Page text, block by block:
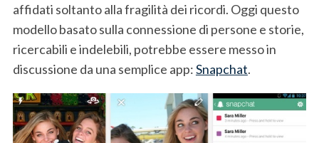
affidati soltanto alla fragilità dei ricordi. Oggi questo
modello basato sulla connessione di persone e storie,
ricercabili e indelebili, potrebbe essere messo in
discussione da una semplice app:Snapchat.